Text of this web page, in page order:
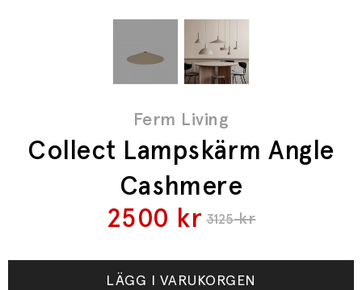
Ferm Living
Collect Lampskärm Angle
Cashmere
3125kr
2500 kr
LÄGG I VARUKORGEN